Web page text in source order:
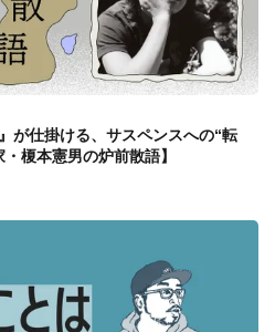
が仕掛ける、サスペンスへの“転
榎本憲男の炉前散語】